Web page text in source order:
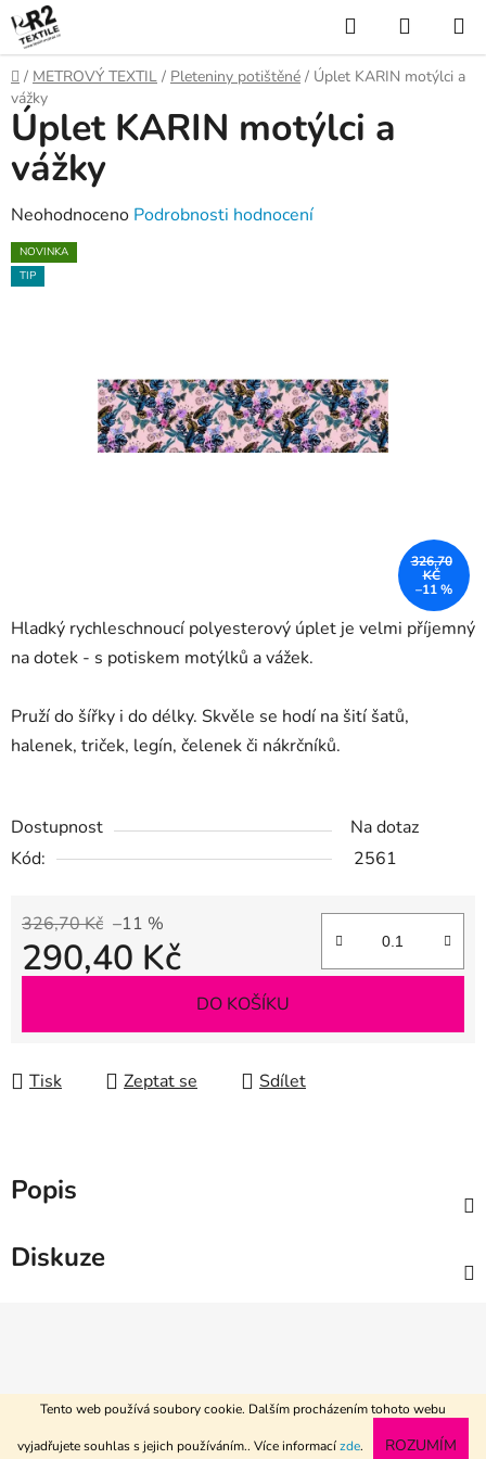
Tento web používá soubory cookie. Dalším procházením tohoto webu
vyjadřujete souhlas s jejich používáním.. Více informacízde. ROZUMÍM
Přejít
na
obsah
www.textil-metraz.cz
Hledat
KOŠÍK
Domů
/ METROVÝ TEXTIL / Pleteniny potištěné / Úplet KARIN motýlci a
vážky
Hladký rychleschnoucí polyesterový úplet je velmi příjemný
na dotek - s potiskem motýlků a vážek.
Pruží do šířky i do délky. Skvěle se hodí na šití šatů,
halenek, triček, legín, čelenek či nákrčníků.
Dostupnost
Na dotaz
Kód:
2561
326,70 Kč –11 %
290,40 Kč
DO KOŠÍKU
Tisk Zeptat se Sdílet
Úplet KARIN motýlci a
vážky
Průměrné
hodnocení
produktu
Neohodnoceno Podrobnosti hodnocení
NOVINKA
TIP
326,70
KČ
–11 %
Popis
Diskuze
a